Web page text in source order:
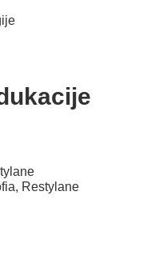
Restylane